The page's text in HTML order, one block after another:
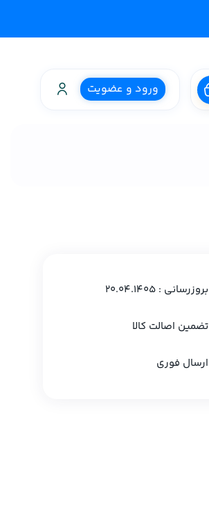
ورود و عضویت
بروزرسانی : 20.04.1405
تضمین اصالت کالا
ارسال فوری